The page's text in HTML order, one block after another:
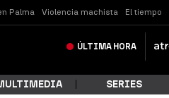
Palma Violencia machista El tiempo
ÚLTIMA HORA
SERIES